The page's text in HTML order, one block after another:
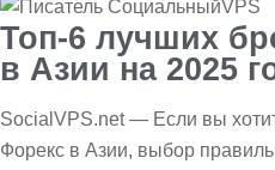
Топ-6 лучших
в Азии на 2025
SocialVPS.net — Если вы
Форекс в Азии, выбор